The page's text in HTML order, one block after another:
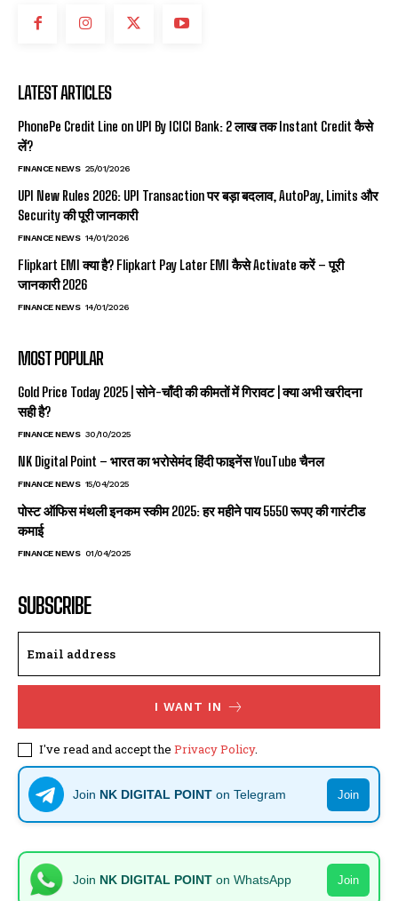
LATEST ARTICLES
PhonePe Credit Line on UPI By ICICI Bank: ₹2 लाख तक Instant Credit कैसे
लें?
FINANCE NEWS 25/01/2026
UPI New Rules 2026: UPI Transaction पर बड़ा बदलाव, AutoPay, Limits और
Security की पूरी जानकारी
FINANCE NEWS 14/01/2026
Flipkart EMI क्या है? Flipkart Pay Later EMI कैसे Activate करें – पूरी
जानकारी 2026
FINANCE NEWS 14/01/2026
MOST POPULAR
Gold Price Today 2025 | सोने-चाँदी की कीमतों में गिरावट | क्या अभी खरीदना
सही है?
FINANCE NEWS 30/10/2025
NK Digital Point – भारत का भरोसेमंद हिंदी फाइनेंस YouTube चैनल
FINANCE NEWS 15/04/2025
पोस्ट ऑफिस मंथली इनकम स्कीम 2025: हर महीने पाय 5550 रूपए की गारंटीड
कमाई
FINANCE NEWS 01/04/2025
SUBSCRIBE
I WANT IN
I've read and accept the Privacy Policy.
Join NK DIGITAL POINT on Telegram Join
Join NK DIGITAL POINT on WhatsApp Join